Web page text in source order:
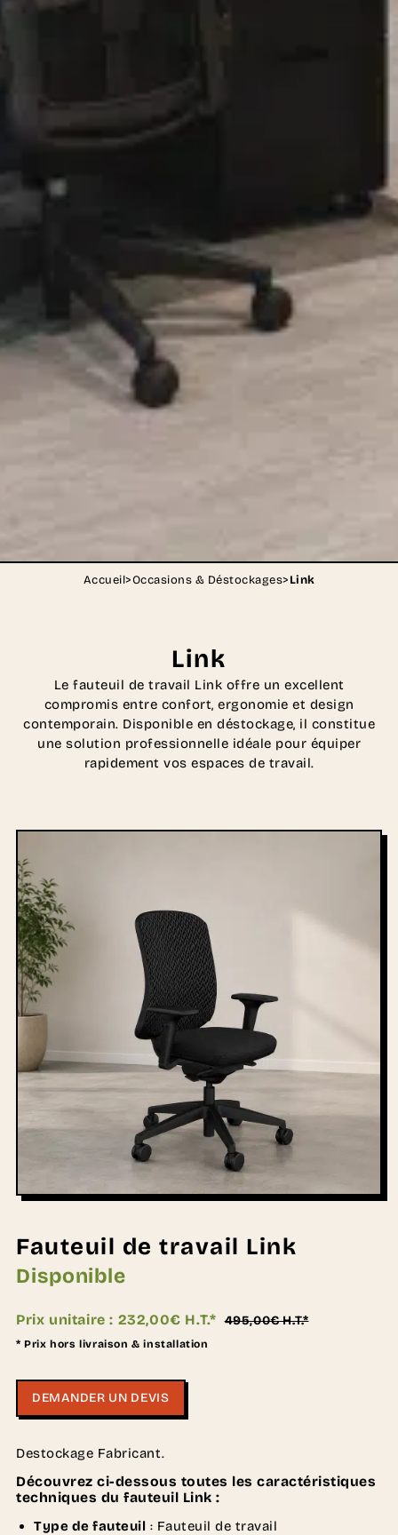
Accueil>Occasions & Déstockages>Link
Link
Le fauteuil de travail Link offre un excellent
compromis entre confort, ergonomie et design
contemporain. Disponible en déstockage, il constitue
une solution professionnelle idéale pour équiper
rapidement vos espaces de travail.
Fauteuil de travail Link
Disponible
Prix unitaire : 232,00€ H.T.*495,00€ H.T.*
* Prix hors livraison & installation
DEMANDER UN DEVIS
Destockage Fabricant.
Découvrez ci-dessous toutes les caractéristiques
techniques du fauteuil Link :
Type de fauteuil : Fauteuil de travail